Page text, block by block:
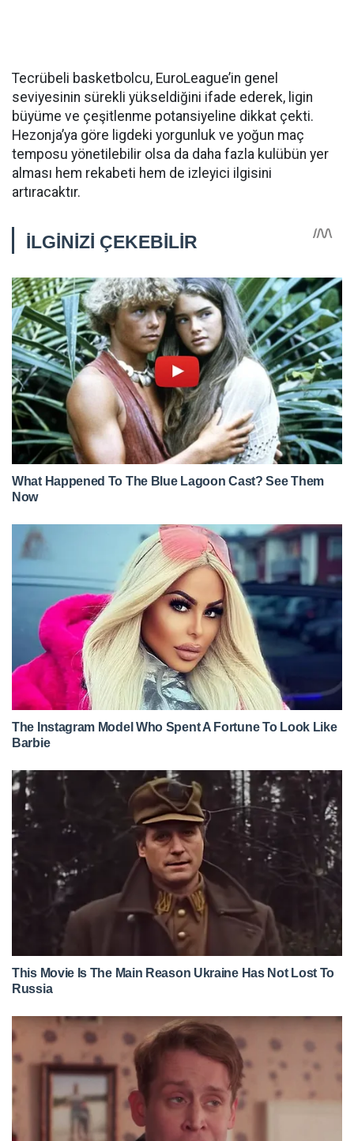
Tecrübeli basketbolcu, EuroLeague’in genel
seviyesinin sürekli yükseldiğini ifade ederek, ligin
büyüme ve çeşitlenme potansiyeline dikkat çekti.
Hezonja’ya göre ligdeki yorgunluk ve yoğun maç
temposu yönetilebilir olsa da daha fazla kulübün yer
alması hem rekabeti hem de izleyici ilgisini
artıracaktır.